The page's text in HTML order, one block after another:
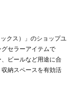
クス）」のショップユ
セラーアイテムで
ビールなど用途に合
納スペースを有効活